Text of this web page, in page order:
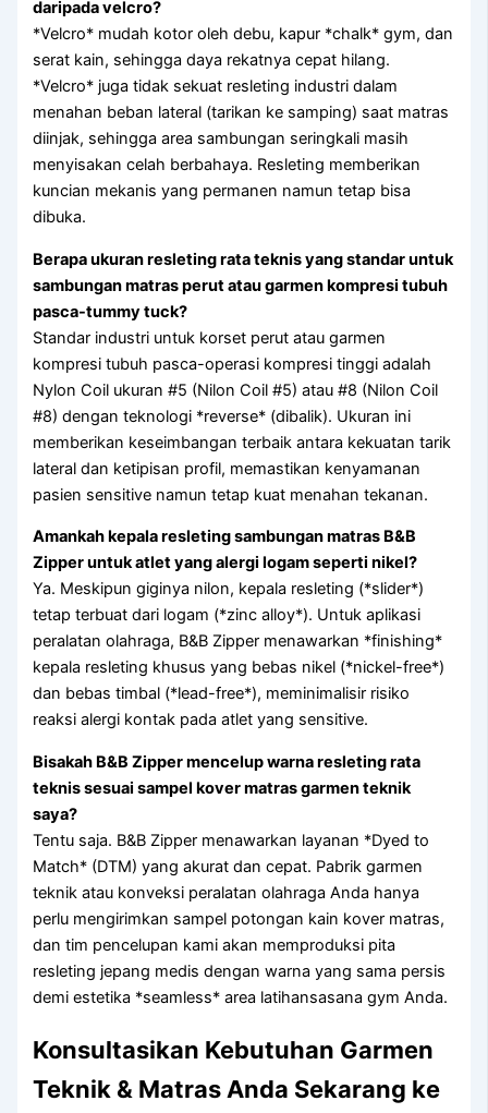
daripada velcro?
*Velcro* mudah kotor oleh debu, kapur *chalk* gym, dan
serat kain, sehingga daya rekatnya cepat hilang.
*Velcro* juga tidak sekuat resleting industri dalam
menahan beban lateral (tarikan ke samping) saat matras
diinjak, sehingga area sambungan seringkali masih
menyisakan celah berbahaya. Resleting memberikan
kuncian mekanis yang permanen namun tetap bisa
dibuka.
Berapa ukuran resleting rata teknis yang standar untuk
sambungan matras perut atau garmen kompresi tubuh
pasca-tummy tuck?
Standar industri untuk korset perut atau garmen
kompresi tubuh pasca-operasi kompresi tinggi adalah
Nylon Coil ukuran #5 (Nilon Coil #5) atau #8 (Nilon Coil
#8) dengan teknologi *reverse* (dibalik). Ukuran ini
memberikan keseimbangan terbaik antara kekuatan tarik
lateral dan ketipisan profil, memastikan kenyamanan
pasien sensitive namun tetap kuat menahan tekanan.
Amankah kepala resleting sambungan matras B&B
Zipper untuk atlet yang alergi logam seperti nikel?
Ya. Meskipun giginya nilon, kepala resleting (*slider*)
tetap terbuat dari logam (*zinc alloy*). Untuk aplikasi
peralatan olahraga, B&B Zipper menawarkan *finishing*
kepala resleting khusus yang bebas nikel (*nickel-free*)
dan bebas timbal (*lead-free*), meminimalisir risiko
reaksi alergi kontak pada atlet yang sensitive.
Bisakah B&B Zipper mencelup warna resleting rata
teknis sesuai sampel kover matras garmen teknik
saya?
Tentu saja. B&B Zipper menawarkan layanan *Dyed to
Match* (DTM) yang akurat dan cepat. Pabrik garmen
teknik atau konveksi peralatan olahraga Anda hanya
perlu mengirimkan sampel potongan kain kover matras,
dan tim pencelupan kami akan memproduksi pita
resleting jepang medis dengan warna yang sama persis
demi estetika *seamless* area latihansasana gym Anda.
Konsultasikan Kebutuhan Garmen
Teknik & Matras Anda Sekarang ke